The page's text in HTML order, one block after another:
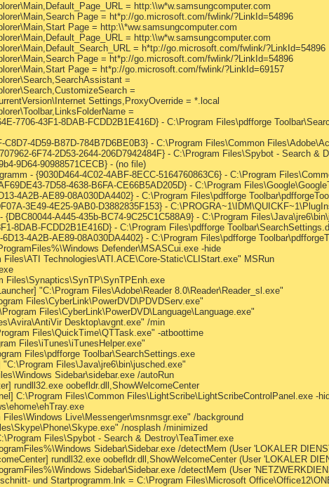
= http:\\w*w.samsungcomputer.com
Page = ht*p://go.microsoft.com/fwlink/?LinkId=54896
Page = http:\\*ww.samsungcomputer.com
= http:\\w*w.samsungcomputer.com
= h*tp://go.microsoft.com/fwlink/?LinkId=54896
Page = ht*p://go.microsoft.com/fwlink/?LinkId=54896
Page = ht*p://go.microsoft.com/fwlink/?LinkId=69157
=
=
Settings,ProxyOverride = *.local
=
7706-43F1-8DAB-FCDD2B1E416D} - C:\Program Files\pdfforge
4D59-B87D-784B7D6BE0B3} - C:\Program Files\Common
6F74-2D53-2644-206D7942484F} - C:\Program Files\Spybot - Search &
9D64-90988571CECB} - (no file)
- {9030D464-4C02-4ABF-8ECC-5164760863C6} - C:\Program
7D58-4638-B6FA-CE66B5AD205D} - C:\Program
4A2B-AE89-08A030DA4402} - C:\Program Files\pdfforge
3E49-4E25-9AB0-D3882835F153} -
A445-435b-BC74-9C25C1C588A9} - C:\Program
8DAB-FCDD2B1E416D} - C:\Program Files\pdfforge Toolbar\SearchSettings.dll
4A2B-AE89-08A030DA4402} - C:\Program Files\pdfforge
Defender\MSASCui.exe -hide
Technologies\ATI.ACE\Core-Static\CLIStart.exe" MSRun
Files\Synaptics\SynTP\SynTPEnh.exe
"C:\Program Files\Adobe\Reader 8.0\Reader\Reader_sl.exe"
Files\CyberLink\PowerDVD\PDVDServ.exe"
Files\CyberLink\PowerDVD\Language\Language.exe"
Desktop\avgnt.exe" /min
Files\QuickTime\QTTask.exe" -atboottime
Files\iTunes\iTunesHelper.exe"
Files\pdfforge Toolbar\SearchSettings.exe
Files\Java\jre6\bin\jusched.exe"
Sidebar\sidebar.exe /autoRun
rundll32.exe oobefldr.dll,ShowWelcomeCenter
C:\Program Files\Common Files\LightScribe\LightScribeControlPanel.exe -
Live\Messenger\msnmsgr.exe" /background
/nosplash /minimized
Files\Spybot - Search & Destroy\TeaTimer.exe
Sidebar\Sidebar.exe /detectMem (User 'LOKALER
rundll32.exe oobefldr.dll,ShowWelcomeCenter (User 'LOKALER
Sidebar\Sidebar.exe /detectMem (User
und Startprogramm.lnk = C:\Program Files\Microsoft